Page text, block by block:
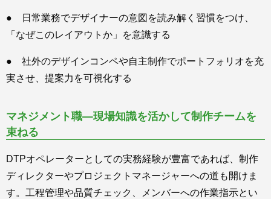
● 日常業務でデザイナーの意図を読み解く習慣をつけ、
「なぜこのレイアウトか」を意識する
● 社外のデザインコンペや自主制作でポートフォリオを充
実させ、提案力を可視化する
マネジメント職—現場知識を活かして制作チームを
束ねる
DTPオペレーターとしての実務経験が豊富であれば、制作
ディレクターやプロジェクトマネージャーへの道も開けま
す。工程管理や品質チェック、メンバーへの作業指示とい